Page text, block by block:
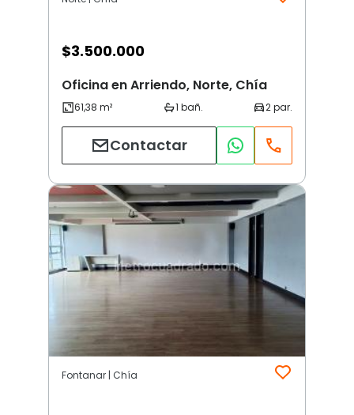
$3.500.000
Oficina en Arriendo, Norte, Chía
Contactar
Fontanar | Chía